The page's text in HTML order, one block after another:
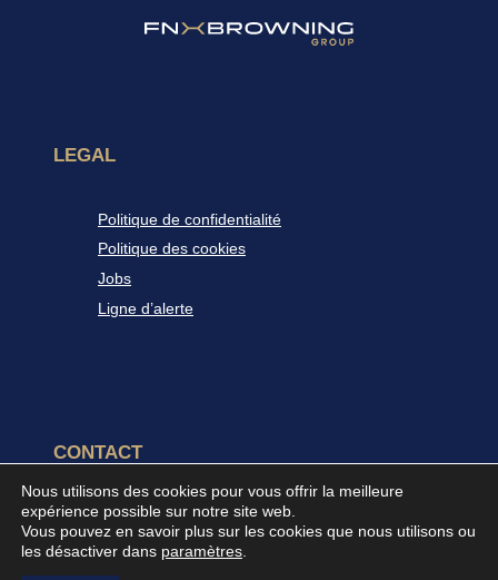
LEGAL
Politique de confidentialité
Politique des cookies
Jobs
Ligne d’alerte
CONTACT
FN Browning Group
Voie de Liège 33
B-4040,Herstal
Nous utilisons des cookies pour vous offrir la meilleure
expérience possible sur notre site web.
Vous pouvez en savoir plus sur les cookies que nous utilisons ou
les désactiver dans paramètres